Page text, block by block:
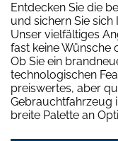
Entdecken Sie die
und sichern Sie
Unser vielfältiges
fast keine Wünsche
Ob Sie ein
technologischen
preiswertes, aber
Gebrauchtfahrzeug
breite Palette an